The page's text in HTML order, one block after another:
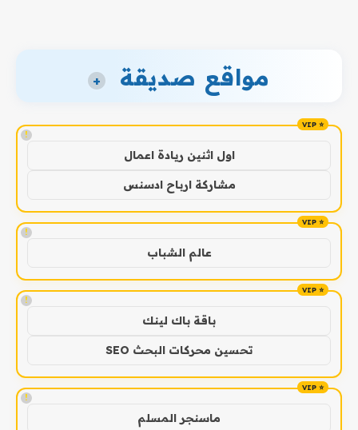
مواقع صديقة +
!
اول اثنين ريادة اعمال
مشاركة ارباح ادسنس
!
عالم الشباب
!
باقة باك لينك
تحسين محركات البحث SEO
!
ماسنجر المسلم